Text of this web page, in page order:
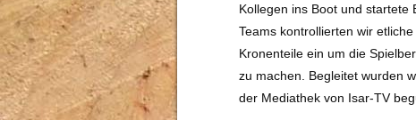
Kollegen ins Boot und startete
Teams kontrollierten wir
Kronenteile ein um die
zu machen. Begleitet wurden
der Mediathek von Isar-TV